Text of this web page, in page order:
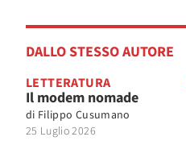
DALLO STESSO AUTORE
LETTERATURA
Il modem nomade
di Filippo Cusumano
25 Luglio 2026